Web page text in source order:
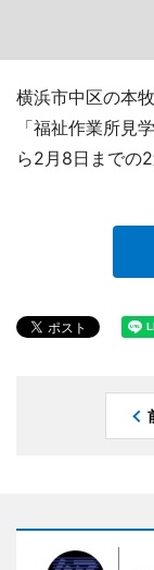
横浜市中区の本
「福祉作業所見
ら2月8日までの2